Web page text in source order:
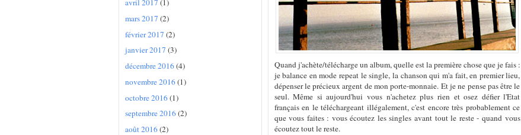
avril 2017 (1)
mars 2017 (2)
février 2017 (2)
janvier 2017 (3)
décembre 2016(4)
novembre 2016(1)
octobre 2016(1)
septembre 2016(2)
août 2016(2)
Quand j'achète/télécharge un album, quelle est la première chose que je fais :
je balance en mode repeat le single, la chanson qui m'a fait, en premier lieu,
dépenser le précieux argent de mon porte-monnaie. Et je ne pense pas être le
seul. Même si aujourd'hui vous n'achetez plus rien et osez défier l'Etat
français en le téléchargeant illégalement, c'est encore très probablement ce
que vous faites : vous écoutez les singles avant tout le reste - quand vous
écoutez tout le reste.